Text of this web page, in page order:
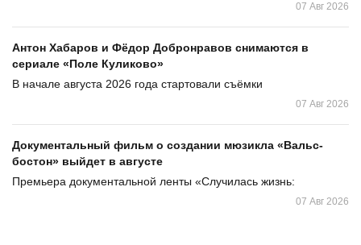
07 Авг 2026
Антон Хабаров и Фёдор Добронравов снимаются в
сериале «Поле Куликово»
В начале августа 2026 года стартовали съёмки
07 Авг 2026
Документальный фильм о создании мюзикла «Вальс-
бостон» выйдет в августе
Премьера документальной ленты «Случилась жизнь:
07 Авг 2026